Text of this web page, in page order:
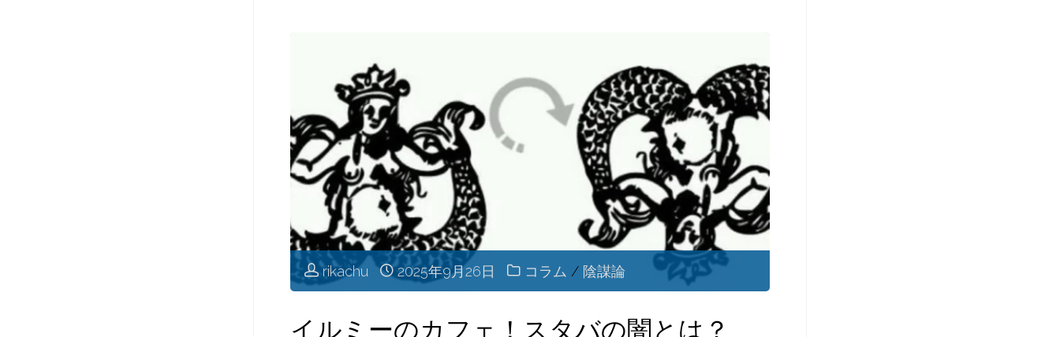
怪
我
も
治
せ
rikachu 2025年9月26日 コラム / 陰謀論
イルミーのカフェ！スタバの闇とは？